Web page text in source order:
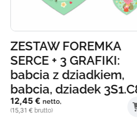
ZESTAW FOREMKA
SERCE + 3 GRAFIKI:
babcia z dziadkiem,
babcia, dziadek
12,45€ netto,
(15,31 €brutto)